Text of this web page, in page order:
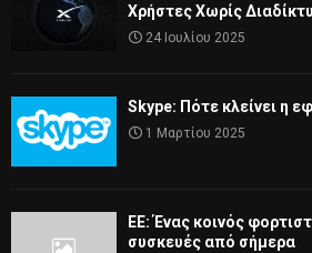
Χρήστες Χωρίς
24 Ιουλίου 2025
Skype: Πότε κλείνει η
1 Μαρτίου 2025
ΕΕ: Ένας κοινός
συσκευές από σήμερα